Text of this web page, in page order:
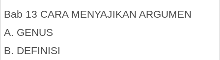
Bab 13 CARA MENYAJIKAN ARGUMEN
A. GENUS
B. DEFINISI